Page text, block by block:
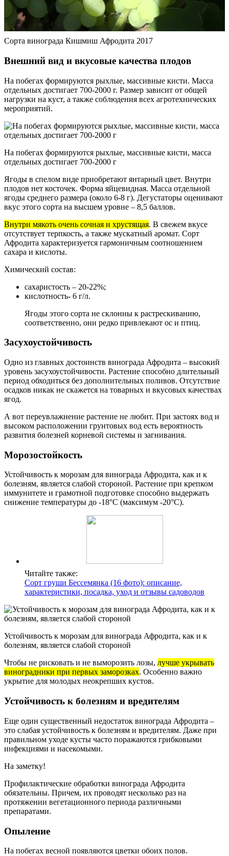
Сорта винограда Кишмиш Афродита 2017
Внешний вид и вкусовые качества плодов
На побегах формируются рыхлые, массивные кисти. Масса
отдельных достигает 700-2000 г. Размер зависит от общей
нагрузки на куст, а также соблюдения всех агротехнических
мероприятий.
На побегах формируются рыхлые, массивные кисти, масса
отдельных достигает 700-2000 г
Ягоды в спелом виде приобретают янтарный цвет. Внутри
плодов нет косточек. Форма яйцевидная. Масса отдельной
ягоды среднего размера (около 6-8 г). Дегустаторы оценивают
вкус этого сорта на высшем уровне – 8,5 баллов.
Внутри мякоть очень сочная и хрустящая. В свежем вкусе
отсутствует терпкость, а также мускатный аромат. Сорт
Афродита характеризуется гармоничным соотношением
сахара и кислоты.
Химический состав:
сахаристость – 20-22%;
кислотность- 6 г/л.
Ягоды этого сорта не склонны к растрескиванию,
соответственно, они редко привлекают ос и птиц.
Засухоустойчивость
Одно из главных достоинств винограда Афродита – высокий
уровень засухоустойчивости. Растение способно длительный
период обходиться без дополнительных поливов. Отсутствие
осадков никак не скажется на товарных и вкусовых качествах
ягод.
А вот переувлажнение растение не любит. При застоях вод и
высоком расположении грунтовых вод есть вероятность
развития болезней корневой системы и загнивания.
Морозостойкость
Устойчивость к морозам для винограда Афродита, как и к
болезням, является слабой стороной. Растение при крепком
иммунитете и грамотной подготовке способно выдержать
снижение температуры до -18°С (максимум -20°С).
Читайте также:
Сорт груши Бессемянка (16 фото): описание,
характеристики, посадка, уход и отзывы садоводов
Устойчивость к морозам для винограда Афродита, как и к
болезням, является слабой стороной
Чтобы не рисковать и не выморозить лозы, лучше укрывать
виноградники при первых заморозках. Особенно важно
укрытие для молодых неокрепших кустов.
Устойчивость к болезням и вредителям
Еще один существенный недостаток винограда Афродита –
это слабая устойчивость к болезням и вредителям. Даже при
правильном уходе кусты часто поражаются грибковыми
инфекциями и насекомыми.
На заметку!
Профилактические обработки винограда Афродита
обязательны. Причем, их проводят несколько раз на
протяжении вегетационного периода различными
препаратами.
Опыление
На побегах весной появляются цветки обоих полов.